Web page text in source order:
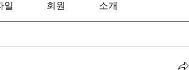
일 회원 소개